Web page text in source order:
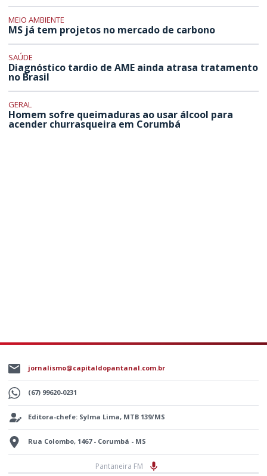
MEIO AMBIENTE
MS já tem projetos no mercado de carbono
SAÚDE
Diagnóstico tardio de AME ainda atrasa tratamento
no Brasil
GERAL
Homem sofre queimaduras ao usar álcool para
acender churrasqueira em Corumbá
jornalismo@capitaldopantanal.com.br
(67) 99620-0231
Editora-chefe: Sylma Lima, MTB 139/MS
Rua Colombo, 1467 - Corumbá - MS
Pantaneira FM